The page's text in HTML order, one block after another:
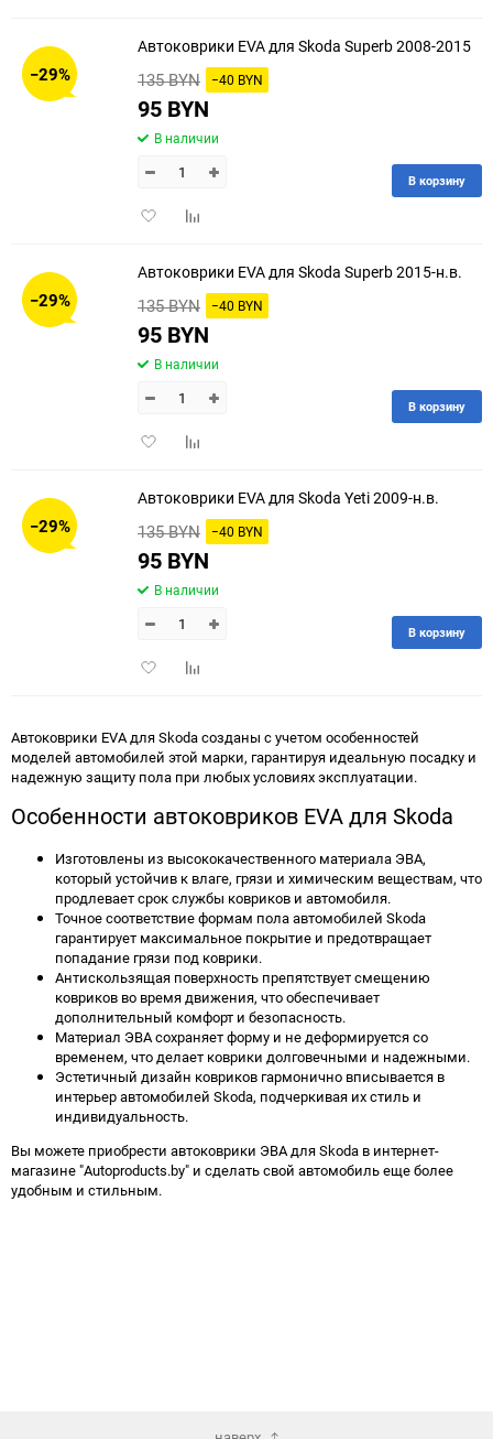
−29%
Автоковрики EVA для Skoda Superb 2008-2015
135 BYN −40 BYN
95 BYN
В наличии
ДобавитьДобавить
В корзину
−29%
Автоковрики EVA для Skoda Superb 2015-н.в.
135 BYN −40 BYN
95 BYN
В наличии
ДобавитьДобавить
В корзину
−29%
Автоковрики EVA для Skoda Yeti 2009-н.в.
135 BYN −40 BYN
95 BYN
В наличии
ДобавитьДобавить
В корзину
Автоковрики EVA для Skoda созданы с учетом особенностей
моделей автомобилей этой марки, гарантируя идеальную посадку и
надежную защиту пола при любых условиях эксплуатации.
Особенности автоковриков EVA для Skoda
Изготовлены из высококачественного материала ЭВА,
который устойчив к влаге, грязи и химическим веществам, что
продлевает срок службы ковриков и автомобиля.
Точное соответствие формам пола автомобилей Skoda
гарантирует максимальное покрытие и предотвращает
попадание грязи под коврики.
Антискользящая поверхность препятствует смещению
ковриков во время движения, что обеспечивает
дополнительный комфорт и безопасность.
Материал ЭВА сохраняет форму и не деформируется со
временем, что делает коврики долговечными и надежными.
Эстетичный дизайн ковриков гармонично вписывается в
интерьер автомобилей Skoda, подчеркивая их стиль и
индивидуальность.
Вы можете приобрести автоковрики ЭВА для Skoda в интернет-
магазине "Autoproducts.by" и сделать свой автомобиль еще более
удобным и стильным.